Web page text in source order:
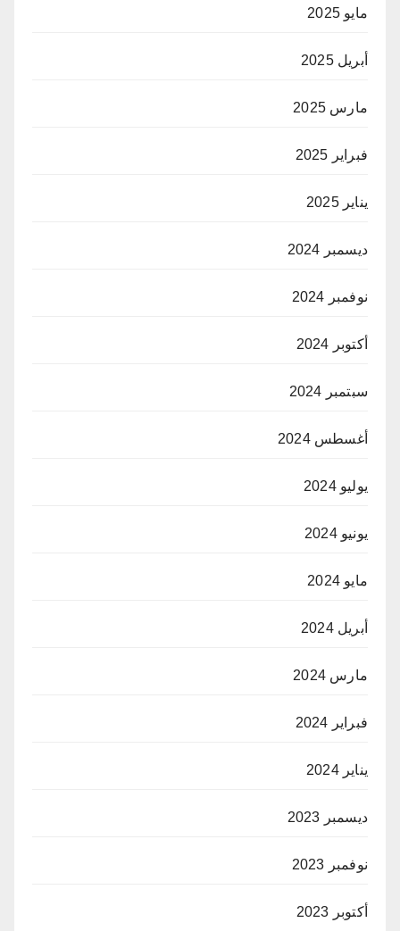
مايو 2025
أبريل 2025
مارس 2025
فبراير 2025
يناير 2025
ديسمبر 2024
نوفمبر 2024
أكتوبر 2024
سبتمبر 2024
أغسطس 2024
يوليو 2024
يونيو 2024
مايو 2024
أبريل 2024
مارس 2024
فبراير 2024
يناير 2024
ديسمبر 2023
نوفمبر 2023
أكتوبر 2023